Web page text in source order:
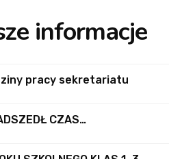
informacje
pracy sekretariatu
CZAS…